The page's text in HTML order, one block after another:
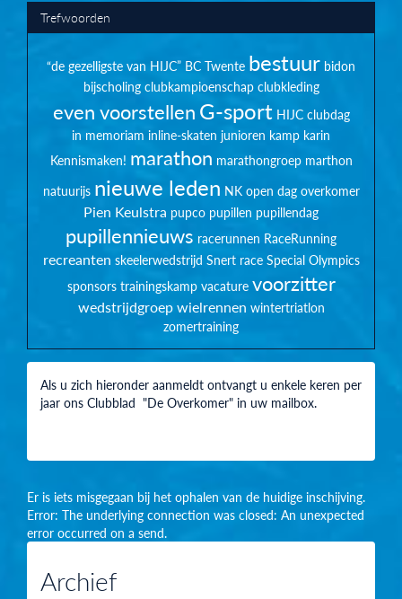
Trefwoorden
“de gezelligste van HIJC” BC Twente bestuur bidon
bijscholing clubkampioenschap clubkleding
even voorstellenG-sport HIJC clubdag
in memoriam inline-skaten junioren kamp karin
Kennismaken! marathon marathongroep marthon
natuurijs nieuwe leden NK open dag overkomer
Pien Keulstra pupco pupillen pupillendag
pupillennieuws racerunnen RaceRunning
recreanten skeelerwedstrijd Snert race Special Olympics
sponsors trainingskamp vacature voorzitter
wedstrijdgroepwielrennen wintertriatlon
zomertraining
Als u zich hieronder aanmeldt ontvangt u enkele keren per
jaar ons Clubblad "De Overkomer" in uw mailbox.
Er is iets misgegaan bij het ophalen van de huidige inschijving.
Error: The underlying connection was closed: An unexpected
error occurred on a send.
Archief